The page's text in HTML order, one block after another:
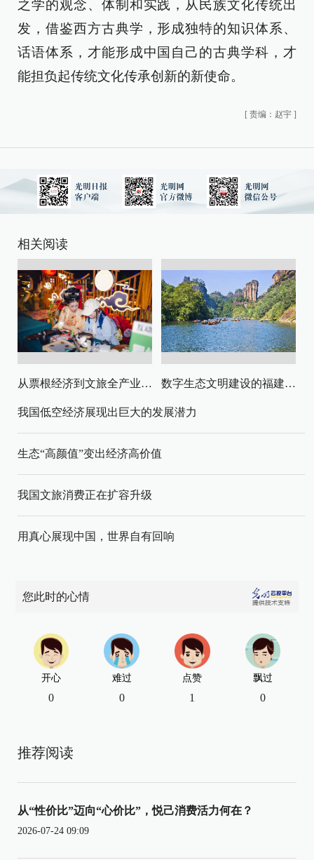
之学的观念、体制和实践，从民族文化传统出
发，借鉴西方古典学，形成独特的知识体系、
话语体系，才能形成中国自己的古典学科，才
能担负起传统文化传承创新的新使命。
[ 责编：赵宇 ]
相关阅读
从票根经济到文旅全产业链升级 数字生态文明建设的福建路径与启示
我国低空经济展现出巨大的发展潜力
生态“高颜值”变出经济高价值
我国文旅消费正在扩容升级
用真心展现中国，世界自有回响
您此时的心情
开心
0
难过
0
点赞
1
飘过
0
推荐阅读
从“性价比”迈向“心价比”，悦己消费活力何在？
2026-07-24 09:09